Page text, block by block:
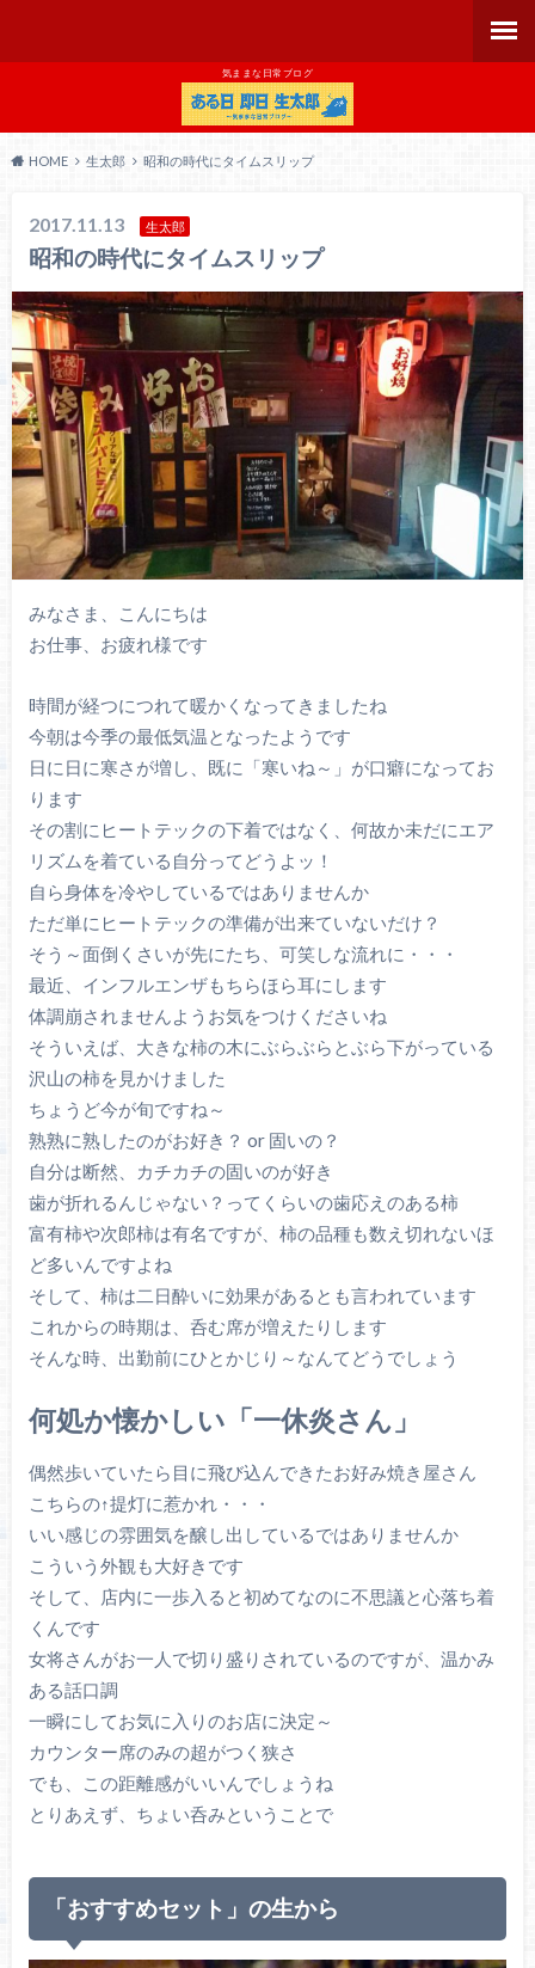
気ままな日常ブログ
HOME 生太郎 昭和の時代にタイムスリップ
2017.11.13 生太郎
昭和の時代にタイムスリップ
みなさま、こんにちは
お仕事、お疲れ様です
時間が経つにつれて暖かくなってきましたね
今朝は今季の最低気温となったようです
日に日に寒さが増し、既に「寒いね～」が口癖になってお
ります
その割にヒートテックの下着ではなく、何故か未だにエア
リズムを着ている自分ってどうよッ！
自ら身体を冷やしているではありませんか
ただ単にヒートテックの準備が出来ていないだけ？
そう～面倒くさいが先にたち、可笑しな流れに・・・
最近、インフルエンザもちらほら耳にします
体調崩されませんようお気をつけくださいね
そういえば、大きな柿の木にぶらぶらとぶら下がっている
沢山の柿を見かけました
ちょうど今が旬ですね～
熟熟に熟したのがお好き？ or 固いの？
自分は断然、カチカチの固いのが好き
歯が折れるんじゃない？ってくらいの歯応えのある柿
富有柿や次郎柿は有名ですが、柿の品種も数え切れないほ
ど多いんですよね
そして、柿は二日酔いに効果があるとも言われています
これからの時期は、呑む席が増えたりします
そんな時、出勤前にひとかじり～なんてどうでしょう
何処か懐かしい「一休炎さん」
偶然歩いていたら目に飛び込んできたお好み焼き屋さん
こちらの↑提灯に惹かれ・・・
いい感じの雰囲気を醸し出しているではありませんか
こういう外観も大好きです
そして、店内に一歩入ると初めてなのに不思議と心落ち着
くんです
女将さんがお一人で切り盛りされているのですが、温かみ
ある話口調
一瞬にしてお気に入りのお店に決定～
カウンター席のみの超がつく狭さ
でも、この距離感がいいんでしょうね
とりあえず、ちょい呑みということで
「おすすめセット」の生から